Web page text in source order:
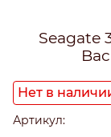
Seagate
Нет в
Артикул: